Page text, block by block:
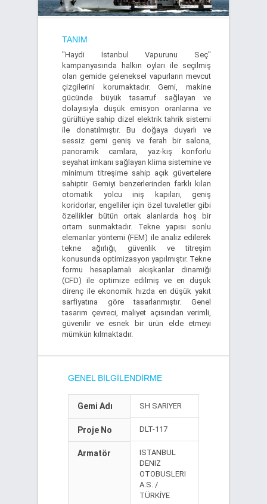
TANIM
"Haydi İstanbul Vapurunu Seç"
kampanyasında halkın oyları ile seçilmiş
olan gemide geleneksel vapurların mevcut
çizgilerini korumaktadır. Gemi, makine
gücünde büyük tasarruf sağlayan ve
dolayısıyla düşük emisyon oranlarına ve
gürültüye sahip dizel elektrik tahrik sistemi
ile donatılmıştır. Bu doğaya duyarlı ve
sessiz gemi geniş ve ferah bir salona,
panoramik camlara, yaz-kış konforlu
seyahat imkanı sağlayan klima sistemine ve
minimum titreşime sahip açık güvertelere
sahiptir. Gemiyi benzerlerinden farklı kılan
otomatik yolcu iniş kapıları, geniş
koridorlar, engelliler için özel tuvaletler gibi
özellikler bütün ortak alanlarda hoş bir
ortam sunmaktadır. Tekne yapısı sonlu
elemanlar yöntemi (FEM) ile analiz edilerek
tekne ağırlığı, güvenlik ve titreşim
konusunda optimizasyon yapılmıştır. Tekne
formu hesaplamalı akışkanlar dinamiği
(CFD) ile optimize edilmiş ve en düşük
direnç ile ekonomik hızda en düşük yakıt
sarfiyatına göre tasarlanmıştır. Genel
tasarım çevreci, maliyet açısından verimli,
güvenilir ve esnek bir ürün elde etmeyi
mümkün kılmaktadır.
GENEL BILGILENDIRME
Gemi Adı SH SARIYER
Proje No DLT-117
Armatör
ISTANBUL
DENIZ
OTOBUSLERI
A.S. /
TÜRKİYE